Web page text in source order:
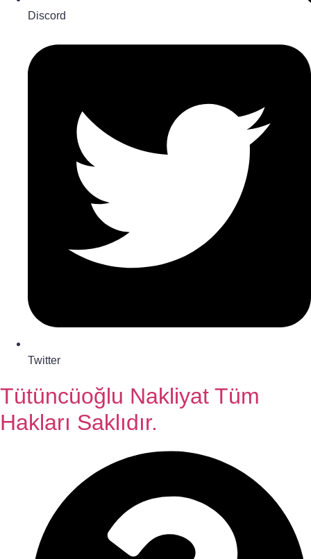
Discord
Twitter
Tütüncüoğlu Nakliyat Tüm
Hakları Saklıdır.